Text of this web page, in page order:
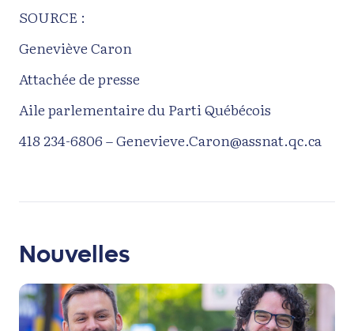
SOURCE :
Geneviève Caron
Attachée de presse
Aile parlementaire du Parti Québécois
418 234-6806 – Genevieve.Caron@assnat.qc.ca
Nouvelles